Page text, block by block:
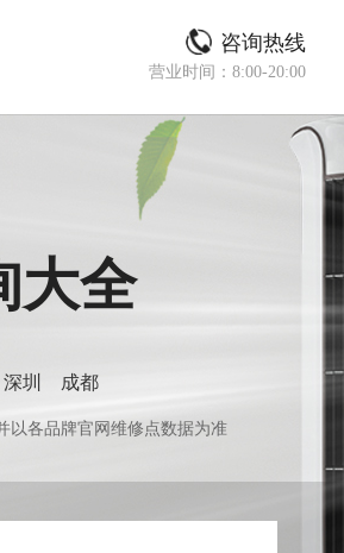
咨询热线
营业时间：8:00-20:00
大全
深圳 成都
以各品牌官网维修点数据为准